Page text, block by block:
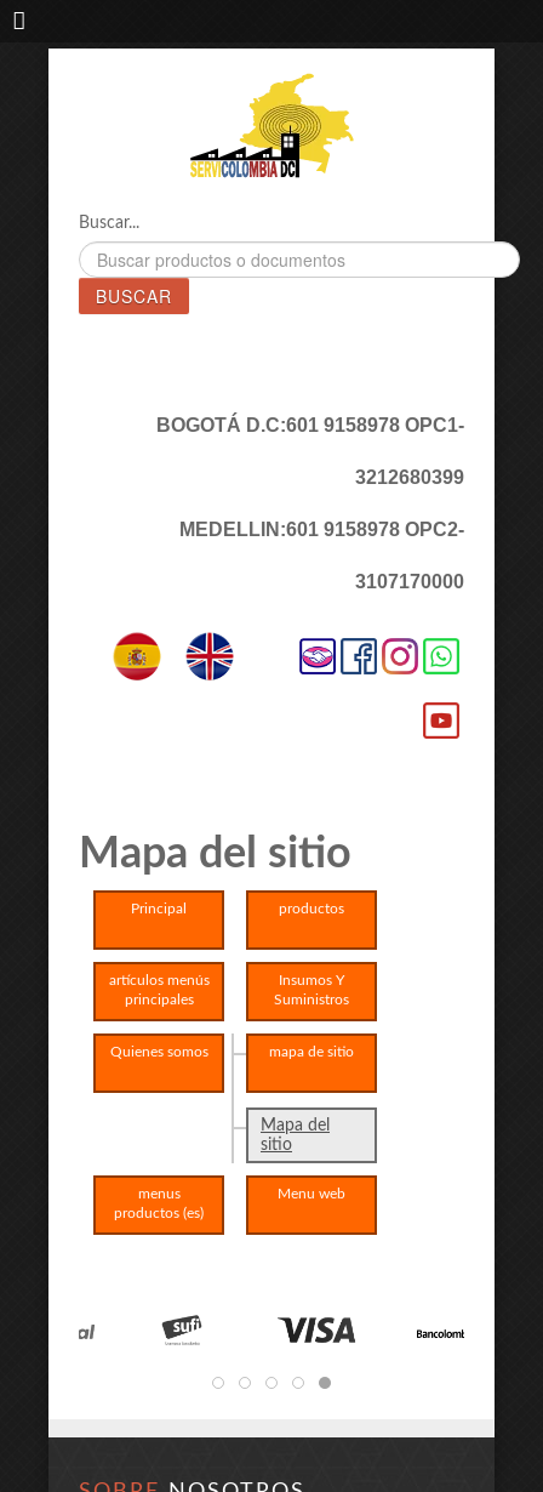
IMPORTADORA DE MAQUINAS LÁSER SERVICOLOMBIA DC
Buscar...
BUSCAR
BOGOTÁ D.C:601 9158978 OPC1-
3212680399
MEDELLIN:601 9158978 OPC2-
3107170000
Mapa del sitio
Principal productos
artículos menús
principales
Insumos Y
Suministros
Quienes somos mapa de sitio
Mapa del
sitio
menus
productos (es)
Menu web